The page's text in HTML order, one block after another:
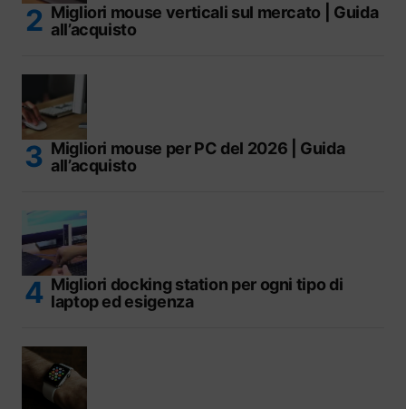
Migliori mouse verticali sul mercato | Guida
all’acquisto
Migliori mouse per PC del 2026 | Guida
all’acquisto
Migliori docking station per ogni tipo di
laptop ed esigenza